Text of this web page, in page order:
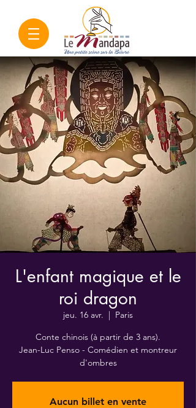
L'enfant magique et le
roi dragon
jeu. 16 avr.
  |
Paris
Conte chinois (à partir de 3 ans).
Jean-Luc Penso - Comédien et montreur
d'ombres
Aucun billet en vente